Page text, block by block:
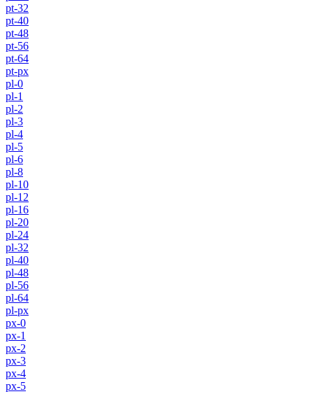
pt-32
pt-40
pt-48
pt-56
pt-64
pt-px
pl-0
pl-1
pl-2
pl-3
pl-4
pl-5
pl-6
pl-8
pl-10
pl-12
pl-16
pl-20
pl-24
pl-32
pl-40
pl-48
pl-56
pl-64
pl-px
px-0
px-1
px-2
px-3
px-4
px-5